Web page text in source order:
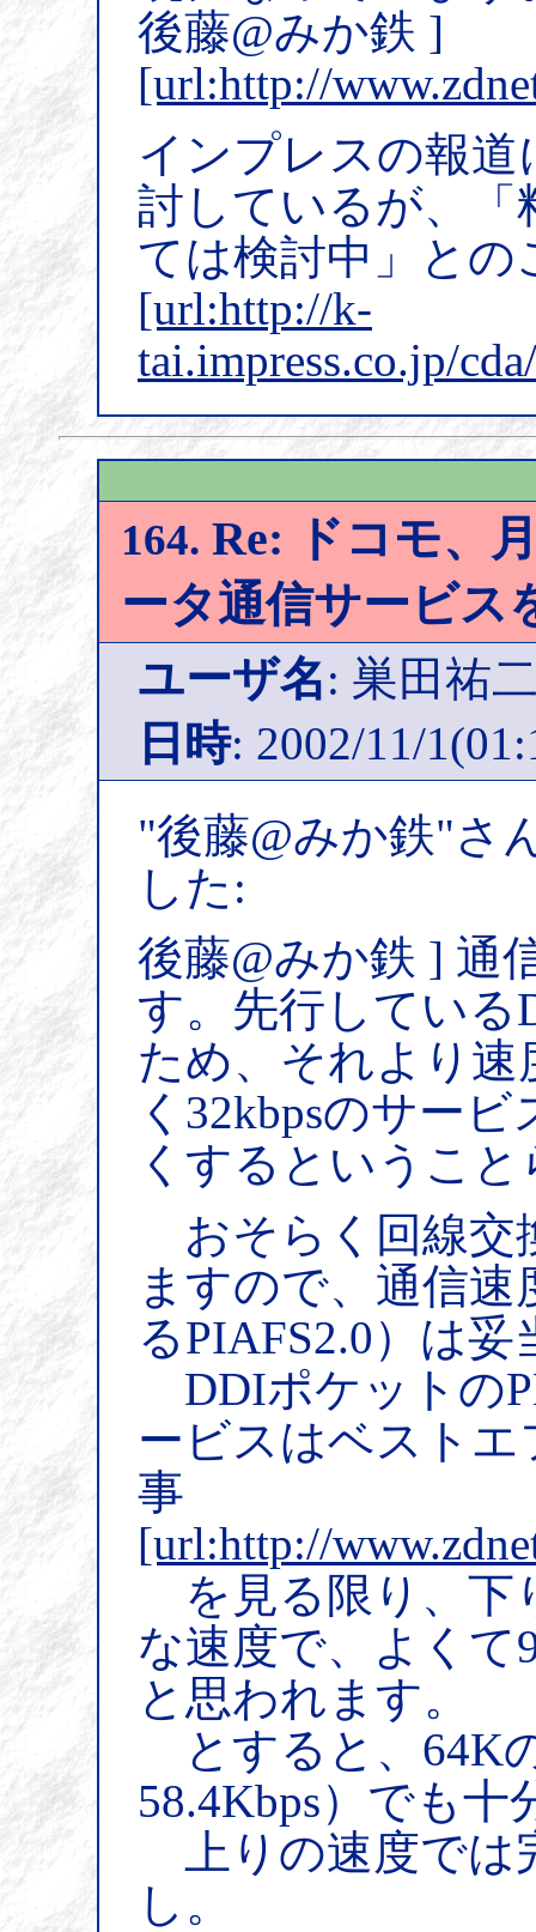
後藤@みか鉄 ]
[url:http://
インプレスの報
討しているが、「
ては検討中」との
[url:http://k-
tai.impress.co.jp/
164. Re: ドコモ、
ータ通信サービス
ユーザ名: 巣田祐
日時: 2002/11/
"後藤@みか鉄"さ
した:
後藤@みか鉄 ] 通
す。先行してい
ため、それより速
く32kbpsのサー
くするというこ
おそらく回線交
ますので、通信
るPIAFS2.0）は
DDIポケットの
ービスはベストエ
事
[url:http://
を見る限り、下
な速度で、よくて
と思われます。
とすると、64K
58.4Kbps）でも
上りの速度では
し。